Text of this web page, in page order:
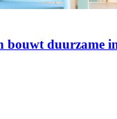
bouwt duurzame